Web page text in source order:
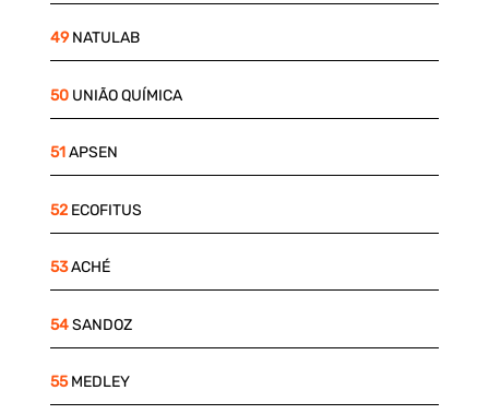
49NATULAB
50UNIÃO QUÍMICA
51APSEN
52ECOFITUS
53ACHÉ
54SANDOZ
55MEDLEY